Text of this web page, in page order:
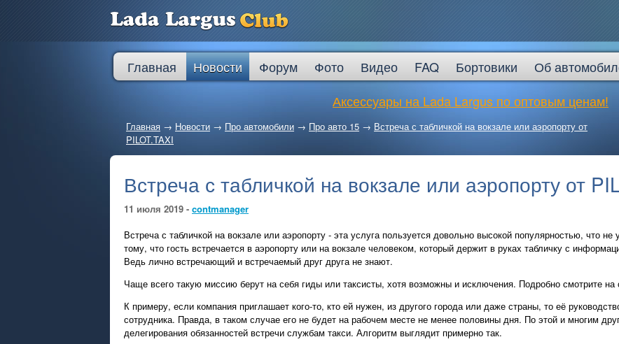
Главная Новости Форум Фото Видео FAQ Бортовики Об
Аксессуары на Lada Largus по оптовым ценам!
Главная → Новости → Про автомобили → Про авто 15 → Встреча с табличкой на вокзале или аэропорту от
PILOT.TAXI
Встреча с табличкой на вокзале или аэропорту от
11 июля 2019 - contmanager
Встреча с табличкой на вокзале или аэропорту - эта услуга пользуется довольно высокой популярностью, что
тому, что гость встречается в аэропорту или на вокзале человеком, который держит в руках табличку с
Ведь лично встречающий и встречаемый друг друга не знают.
Чаще всего такую миссию берут на себя гиды или таксисты, хотя возможны и исключения. Подробно смотрите на
К примеру, если компания приглашает кого-то, кто ей нужен, из другого города или даже страны, то её
сотрудника. Правда, в таком случае его не будет на рабочем месте не менее половины дня. По этой и многим
делегирования обязанностей встречи службам такси. Алгоритм выглядит примерно так.